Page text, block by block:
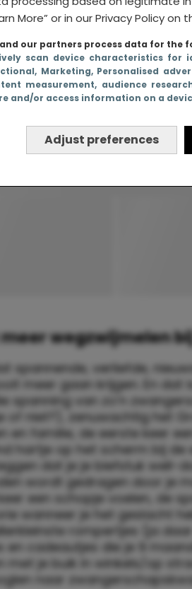
More” or in our Privacy Policy on
our partners process data for the
scan device characteristics for
, Marketing, Personalised
measurement, audience
and/or access information on a
Adjust preferences
wegzwijmelen
spannende, verliefde,
meer gaan krijgen. En dat
spanning van zo’n
of niet?), zenuwachtig het
en familie, de eerste keer
hartje op het scherm bij
dat je je biefstuk well-
wordt gedragen door je
een schopje voelen, de
wanneer je het geslacht
rompertjes (ja
en cadeautjes die je 9
met je buik in winkels/op
naar